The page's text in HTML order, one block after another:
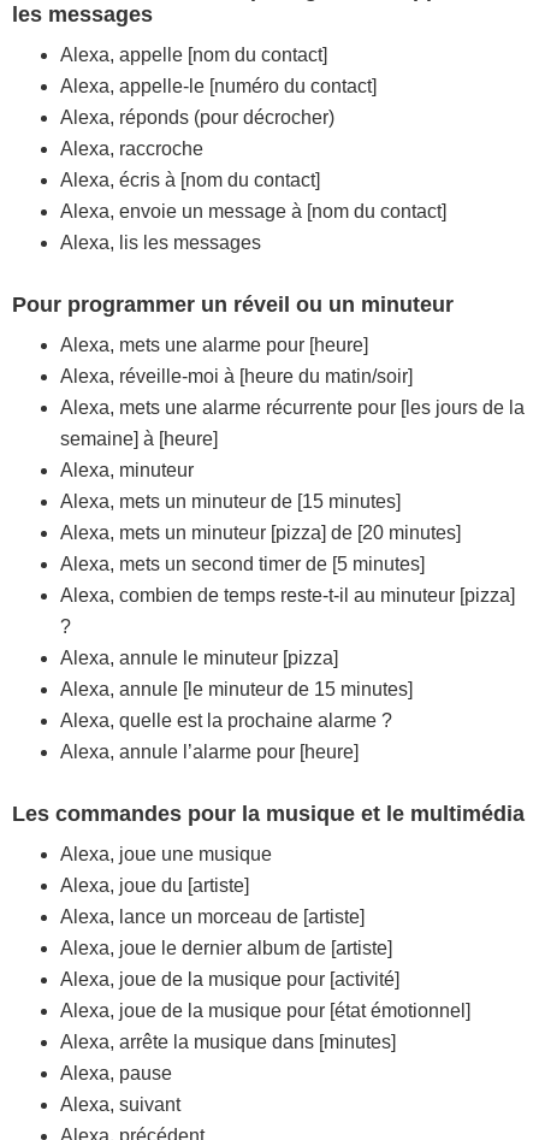
les messages
Alexa, appelle [nom du contact]
Alexa, appelle-le [numéro du contact]
Alexa, réponds (pour décrocher)
Alexa, raccroche
Alexa, écris à [nom du contact]
Alexa, envoie un message à [nom du contact]
Alexa, lis les messages
Pour programmer un réveil ou un minuteur
Alexa, mets une alarme pour [heure]
Alexa, réveille-moi à [heure du matin/soir]
Alexa, mets une alarme récurrente pour [les jours de la
semaine] à [heure]
Alexa, minuteur
Alexa, mets un minuteur de [15 minutes]
Alexa, mets un minuteur [pizza] de [20 minutes]
Alexa, mets un second timer de [5 minutes]
Alexa, combien de temps reste-t-il au minuteur [pizza]
?
Alexa, annule le minuteur [pizza]
Alexa, annule [le minuteur de 15 minutes]
Alexa, quelle est la prochaine alarme ?
Alexa, annule l’alarme pour [heure]
Les commandes pour la musique et le multimédia
Alexa, joue une musique
Alexa, joue du [artiste]
Alexa, lance un morceau de [artiste]
Alexa, joue le dernier album de [artiste]
Alexa, joue de la musique pour [activité]
Alexa, joue de la musique pour [état émotionnel]
Alexa, arrête la musique dans [minutes]
Alexa, pause
Alexa, suivant